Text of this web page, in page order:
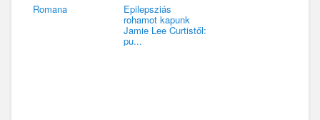
Romana Epilepsziás
rohamot kapunk
Jamie Lee Curtistől:
pu...